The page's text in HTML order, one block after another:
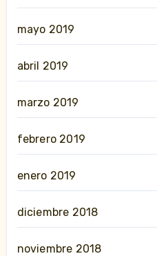
mayo 2019
abril 2019
marzo 2019
febrero 2019
enero 2019
diciembre 2018
noviembre 2018